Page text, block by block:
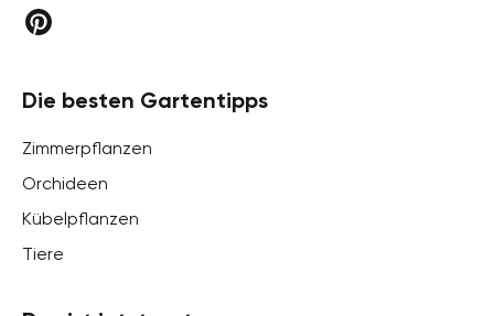
Die besten Gartentipps
Zimmerpflanzen
Orchideen
Kübelpflanzen
Tiere